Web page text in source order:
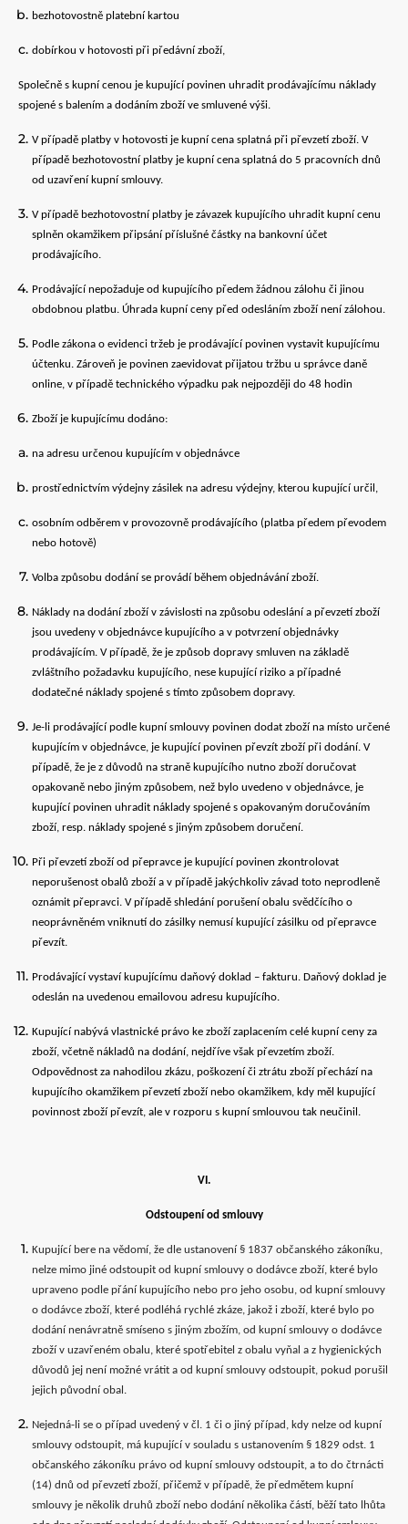
bezhotovostně platební kartou
dobírkou v hotovosti při předávní zboží,
Společně s kupní cenou je kupující povinen uhradit prodávajícímu náklady
spojené s balením a dodáním zboží ve smluvené výši.
V případě platby v hotovosti je kupní cena splatná při převzetí zboží. V
případě bezhotovostní platby je kupní cena splatná do 5 pracovních dnů
od uzavření kupní smlouvy.
V případě bezhotovostní platby je závazek kupujícího uhradit kupní cenu
splněn okamžikem připsání příslušné částky na bankovní účet
prodávajícího.
Prodávající nepožaduje od kupujícího předem žádnou zálohu či jinou
obdobnou platbu. Úhrada kupní ceny před odesláním zboží není zálohou.
Podle zákona o evidenci tržeb je prodávající povinen vystavit kupujícímu
účtenku. Zároveň je povinen zaevidovat přijatou tržbu u správce daně
online, v případě technického výpadku pak nejpozději do 48 hodin
Zboží je kupujícímu dodáno:
na adresu určenou kupujícím v objednávce
prostřednictvím výdejny zásilek na adresu výdejny, kterou kupující určil,
osobním odběrem v provozovně prodávajícího (platba předem převodem
nebo hotově)
Volba způsobu dodání se provádí během objednávání zboží.
Náklady na dodání zboží v závislosti na způsobu odeslání a převzetí zboží
jsou uvedeny v objednávce kupujícího a v potvrzení objednávky
prodávajícím. V případě, že je způsob dopravy smluven na základě
zvláštního požadavku kupujícího, nese kupující riziko a případné
dodatečné náklady spojené s tímto způsobem dopravy.
Je-li prodávající podle kupní smlouvy povinen dodat zboží na místo určené
kupujícím v objednávce, je kupující povinen převzít zboží při dodání. V
případě, že je z důvodů na straně kupujícího nutno zboží doručovat
opakovaně nebo jiným způsobem, než bylo uvedeno v objednávce, je
kupující povinen uhradit náklady spojené s opakovaným doručováním
zboží, resp. náklady spojené s jiným způsobem doručení.
Při převzetí zboží od přepravce je kupující povinen zkontrolovat
neporušenost obalů zboží a v případě jakýchkoliv závad toto neprodleně
oznámit přepravci. V případě shledání porušení obalu svědčícího o
neoprávněném vniknutí do zásilky nemusí kupující zásilku od přepravce
převzít.
Prodávající vystaví kupujícímu daňový doklad – fakturu. Daňový doklad je
odeslán na uvedenou emailovou adresu kupujícího.
Kupující nabývá vlastnické právo ke zboží zaplacením celé kupní ceny za
zboží, včetně nákladů na dodání, nejdříve však převzetím zboží.
Odpovědnost za nahodilou zkázu, poškození či ztrátu zboží přechází na
kupujícího okamžikem převzetí zboží nebo okamžikem, kdy měl kupující
povinnost zboží převzít, ale v rozporu s kupní smlouvou tak neučinil.
VI.
Odstoupení od smlouvy
Kupující bere na vědomí, že dle ustanovení § 1837 občanského zákoníku,
nelze mimo jiné odstoupit od kupní smlouvy o dodávce zboží, které bylo
upraveno podle přání kupujícího nebo pro jeho osobu, od kupní smlouvy
o dodávce zboží, které podléhá rychlé zkáze, jakož i zboží, které bylo po
dodání nenávratně smíseno s jiným zbožím, od kupní smlouvy o dodávce
zboží v uzavřeném obalu, které spotřebitel z obalu vyňal a z hygienických
důvodů jej není možné vrátit a od kupní smlouvy odstoupit, pokud porušil
jejich původní obal.
Nejedná-li se o případ uvedený v čl. 1 či o jiný případ, kdy nelze od kupní
smlouvy odstoupit, má kupující v souladu s ustanovením § 1829 odst. 1
občanského zákoníku právo od kupní smlouvy odstoupit, a to do čtrnácti
(14) dnů od převzetí zboží, přičemž v případě, že předmětem kupní
smlouvy je několik druhů zboží nebo dodání několika částí, běží tato lhůta